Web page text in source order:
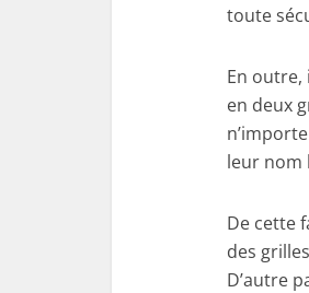
toute
En
en deux
leur nom
De cette
des
D’autre